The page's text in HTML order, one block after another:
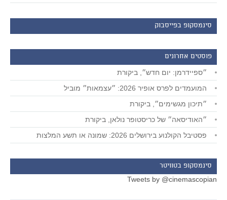
סינמסקופ בפייסבוק
פוסטים אחרונים
״ספיידרמן: יום חדש״, ביקורת
המועמדים לפרס אופיר 2026: ״עצמאות״ מוביל
״תיכון מגשימים״, ביקורת
״האודיסאה״ של כריסטופר נולאן, ביקורת
פסטיבל הקולנוע בירושלים 2026: שמונה או תשע המלצות
סינמסקופ בטוויטר
Tweets by @cinemascopian